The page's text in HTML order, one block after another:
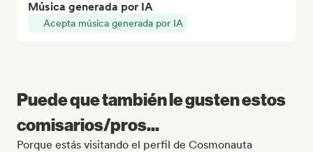
Música generada por IA
Acepta música generada por IA
Puede que también le gusten estos
comisarios/pros...
Porque estás visitando el perfil de Cosmonauta